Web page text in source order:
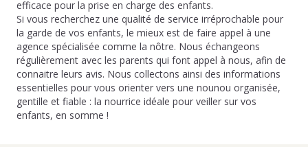
efficace pour la prise en charge des enfants.
Si vous recherchez une qualité de service irréprochable pour
la garde de vos enfants, le mieux est de faire appel à une
agence spécialisée comme la nôtre. Nous échangeons
régulièrement avec les parents qui font appel à nous, afin de
connaitre leurs avis. Nous collectons ainsi des informations
essentielles pour vous orienter vers une nounou organisée,
gentille et fiable : la nourrice idéale pour veiller sur vos
enfants, en somme !